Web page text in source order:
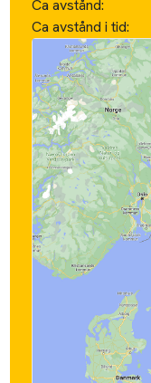
Ca avstånd:
Ca avstånd i tid: